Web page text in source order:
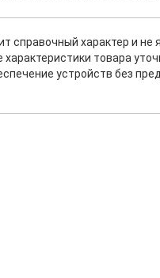
справочный характер и
товара
устройств без